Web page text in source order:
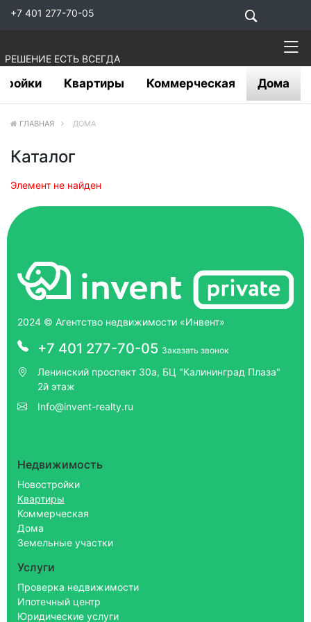
+7 401 277-70-05
РЕШЕНИЕ ЕСТЬ ВСЕГДА
Квартиры Коммерческая Дома
ГЛАВНАЯ ДОМА
Каталог
Элемент не найден
2024 © Агентство недвижимости «Инвент»
+7 401 277-70-05 Заказать звонок
Ленинский проспект 30а, БЦ "Калининград Плаза"
2й этаж
Info@invent-realty.ru
Недвижимость
Новостройки
Квартиры
Коммерческая
Дома
Земельные участки
Услуги
Проверка недвижимости
Ипотечный центр
Юридические услуги